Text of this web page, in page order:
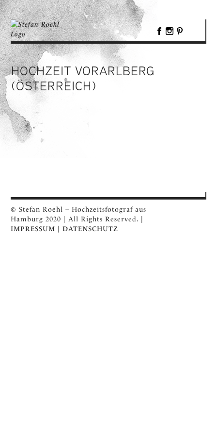
HOCHZEIT VORARLBERG
(ÖSTERREICH)
© Stefan Roehl – Hochzeitsfotograf aus
Hamburg 2020 | All Rights Reserved. |
IMPRESSUM |DATENSCHUTZ